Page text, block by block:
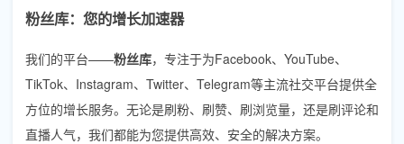
粉丝库：您的增长加速器
我们的平台——粉丝库，专注于为Facebook、YouTube、
TikTok、Instagram、Twitter、Telegram等主流社交平台提供全
方位的增长服务。无论是刷粉、刷赞、刷浏览量，还是刷评论和
直播人气，我们都能为您提供高效、安全的解决方案。